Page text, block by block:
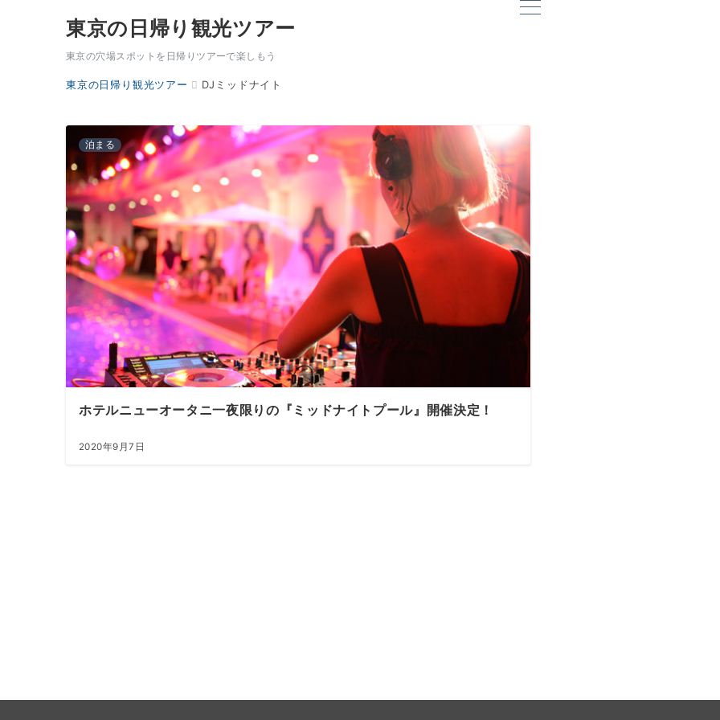
東京の日帰り観光ツアー
東京の穴場スポットを日帰りツアーで楽しもう
東京の日帰り観光ツアー DJミッドナイト
泊まる
ホテルニューオータニ一夜限りの『ミッドナイトプール』開催決定！
2020年9月7日